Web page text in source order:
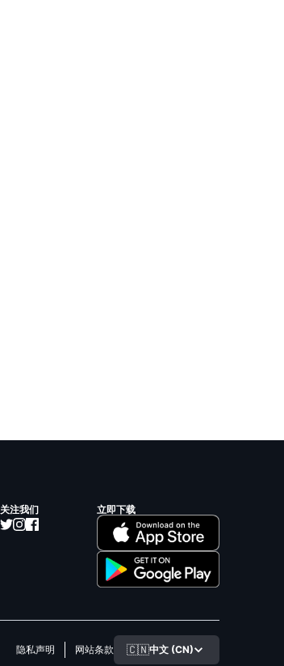
关注我们 立即下载
隐私声明 网站条款 🇨🇳中文 (CN)